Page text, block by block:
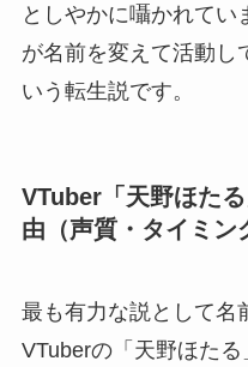
としやかに囁かれてい
が名前を変えて活動し
いう転生説です。
VTuber「天野ほた
由（声質・タイミン
最も有力な説として名
VTuberの「天野ほた